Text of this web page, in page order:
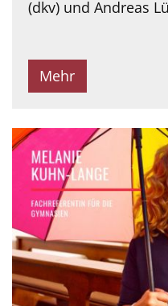
(dkv) und Andreas
Mehr